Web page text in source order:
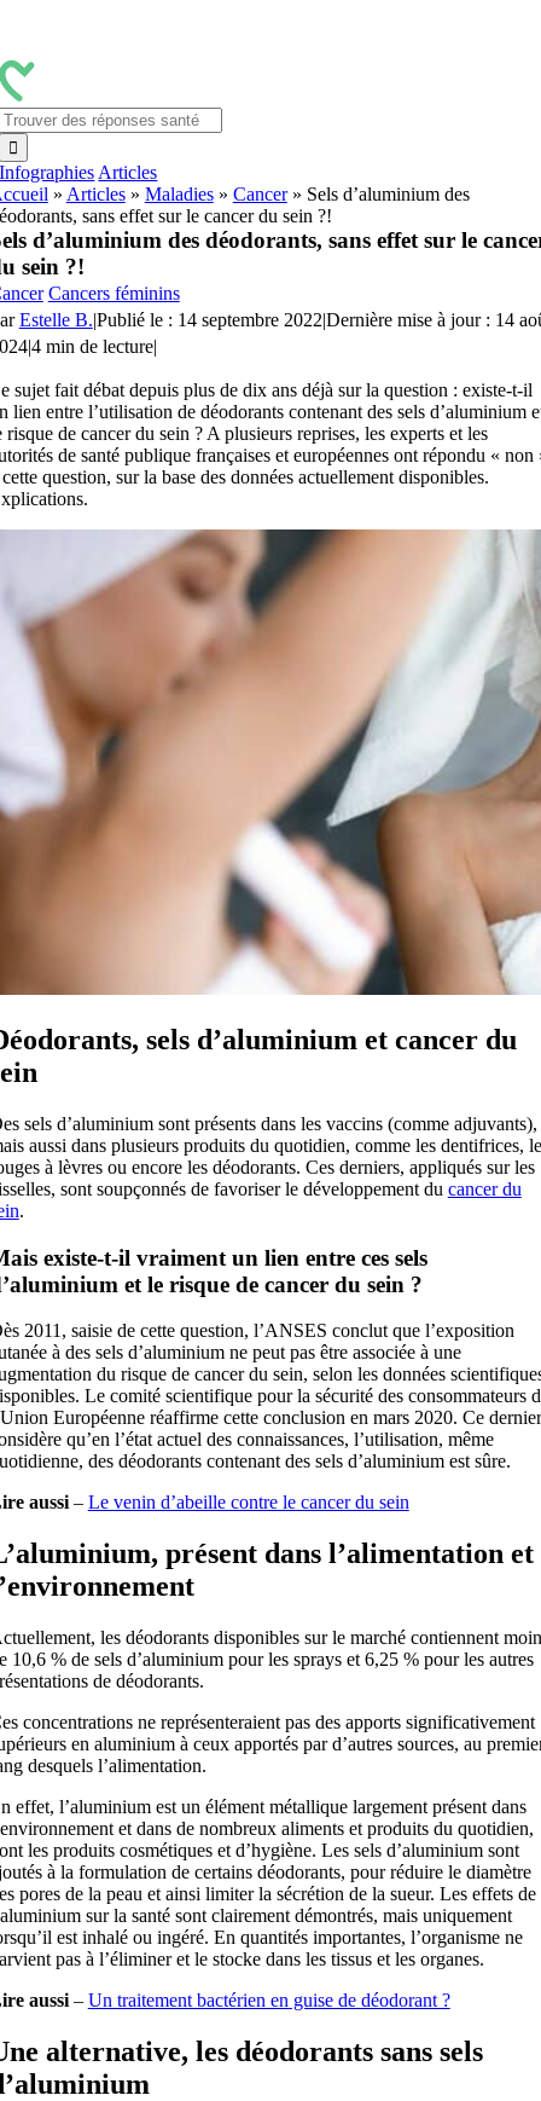
contenu
Infographies Articles
» Articles» Maladies» Cancer» Sels d’aluminium des
sans effet sur le cancer du sein ?!
d’aluminium des déodorants, sans effet sur le
sein ?!
Cancers féminins
Estelle B.|Publié le : 14 septembre 2022|Dernière mise à jour : 14
|4 min de lecture|
sujet fait débat depuis plus de dix ans déjà sur la question : existe-t-il
lien entre l’utilisation de déodorants contenant des sels d’aluminium
risque de cancer du sein ? A plusieurs reprises, les experts et les
de santé publique françaises et européennes ont répondu « non
question, sur la base des données actuellement disponibles.
sels d’aluminium et cancer du
sels d’aluminium sont présents dans les vaccins (comme adjuvants),
aussi dans plusieurs produits du quotidien, comme les dentifrices,
à lèvres ou encore les déodorants. Ces derniers, appliqués sur les
sont soupçonnés de favoriser le développement du cancer du
.
existe-t-il vraiment un lien entre ces sels
et le risque de cancer du sein ?
2011, saisie de cette question, l’ANSES conclut que l’exposition
à des sels d’aluminium ne peut pas être associée à une
du risque de cancer du sein, selon les données
Le comité scientifique pour la sécurité des consommateurs
Européenne réaffirme cette conclusion en mars 2020. Ce dernier
qu’en l’état actuel des connaissances, l’utilisation, même
des déodorants contenant des sels d’aluminium est sûre.
aussi– Le venin d’abeille contre le cancer du sein
présent dans l’alimentation et
les déodorants disponibles sur le marché contiennent
10,6 % de sels d’aluminium pour les sprays et 6,25 % pour les autres
de déodorants.
concentrations ne représenteraient pas des apports significativement
en aluminium à ceux apportés par d’autres sources, au
desquels l’alimentation.
effet, l’aluminium est un élément métallique largement présent dans
et dans de nombreux aliments et produits du quotidien,
les produits cosmétiques et d’hygiène. Les sels d’aluminium sont
à la formulation de certains déodorants, pour réduire le diamètre
pores de la peau et ainsi limiter la sécrétion de la sueur. Les effets de
sur la santé sont clairement démontrés, mais uniquement
est inhalé ou ingéré. En quantités importantes, l’organisme ne
pas à l’éliminer et le stocke dans les tissus et les organes.
aussi– Un traitement bactérien en guise de déodorant ?
alternative, les déodorants sans sels